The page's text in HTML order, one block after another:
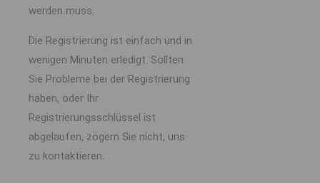
werden muss.
Die Registrierung ist einfach und in
wenigen Minuten erledigt. Sollten
Sie Probleme bei der Registrierung
haben, oder Ihr
Registrierungsschlüssel ist
abgelaufen, zögern Sie nicht, uns
zu kontaktieren.